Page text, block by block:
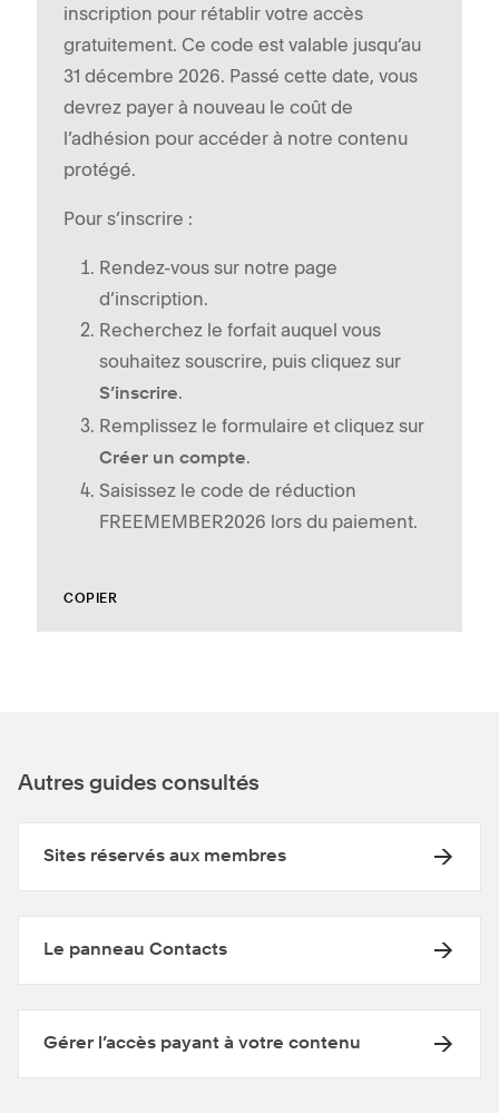
inscription pour rétablir votre accès
gratuitement. Ce code est valable jusqu’au
31 décembre 2026. Passé cette date, vous
devrez payer à nouveau le coût de
l’adhésion pour accéder à notre contenu
protégé.
Pour s’inscrire :
Rendez-vous sur notre page
d’inscription.
Recherchez le forfait auquel vous
souhaitez souscrire, puis cliquez sur
S’inscrire.
Remplissez le formulaire et cliquez sur
Créer un compte.
Saisissez le code de réduction
FREEMEMBER2026 lors du paiement.
COPIER
Autres guides consultés
Sites réservés aux membres
Le panneau Contacts
Gérer l’accès payant à votre contenu